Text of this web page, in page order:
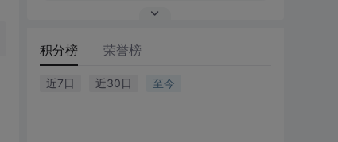
积分榜 荣誉榜
近7日 近30日 至今